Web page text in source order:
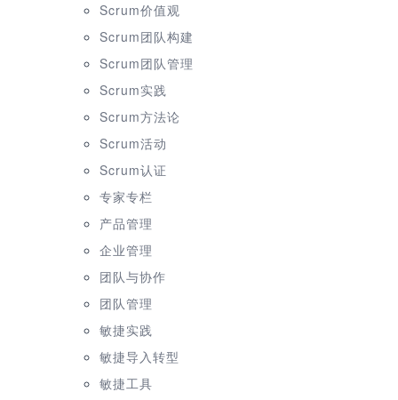
Scrum价值观
Scrum团队构建
Scrum团队管理
Scrum实践
Scrum方法论
Scrum活动
Scrum认证
专家专栏
产品管理
企业管理
团队与协作
团队管理
敏捷实践
敏捷导入转型
敏捷工具